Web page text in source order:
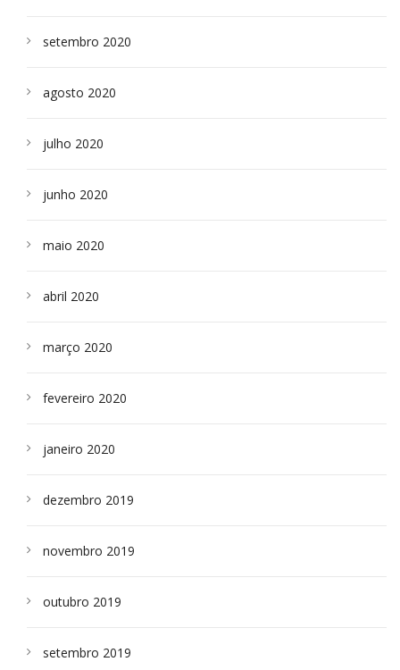
setembro 2020
agosto 2020
julho 2020
junho 2020
maio 2020
abril 2020
março 2020
fevereiro 2020
janeiro 2020
dezembro 2019
novembro 2019
outubro 2019
setembro 2019